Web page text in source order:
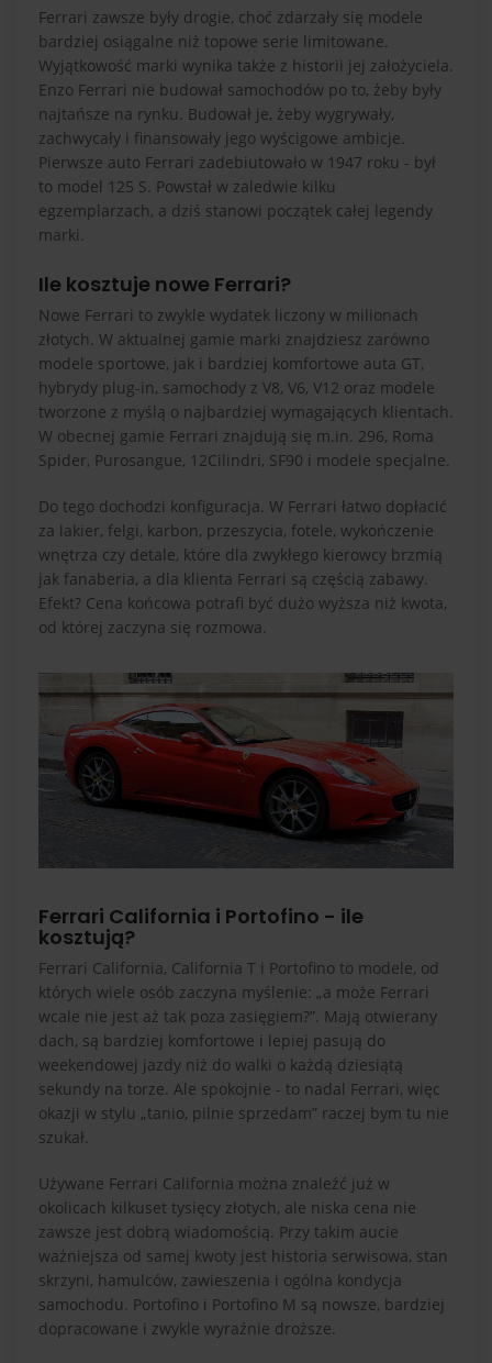
Ferrari zawsze były drogie, choć zdarzały się modele
bardziej osiągalne niż topowe serie limitowane.
Wyjątkowość marki wynika także z historii jej założyciela.
Enzo Ferrari nie budował samochodów po to, żeby były
najtańsze na rynku. Budował je, żeby wygrywały,
zachwycały i finansowały jego wyścigowe ambicje.
Pierwsze auto Ferrari zadebiutowało w 1947 roku - był
to model 125 S. Powstał w zaledwie kilku
egzemplarzach, a dziś stanowi początek całej legendy
marki.
Ile kosztuje nowe Ferrari?
Nowe Ferrari to zwykle wydatek liczony w milionach
złotych. W aktualnej gamie marki znajdziesz zarówno
modele sportowe, jak i bardziej komfortowe auta GT,
hybrydy plug-in, samochody z V8, V6, V12 oraz modele
tworzone z myślą o najbardziej wymagających klientach.
W obecnej gamie Ferrari znajdują się m.in. 296, Roma
Spider, Purosangue, 12Cilindri, SF90 i modele specjalne.
Do tego dochodzi konfiguracja. W Ferrari łatwo dopłacić
za lakier, felgi, karbon, przeszycia, fotele, wykończenie
wnętrza czy detale, które dla zwykłego kierowcy brzmią
jak fanaberia, a dla klienta Ferrari są częścią zabawy.
Efekt? Cena końcowa potrafi być dużo wyższa niż kwota,
od której zaczyna się rozmowa.
Ferrari California i Portofino - ile
kosztują?
Ferrari California, California T i Portofino to modele, od
których wiele osób zaczyna myślenie: „a może Ferrari
wcale nie jest aż tak poza zasięgiem?”. Mają otwierany
dach, są bardziej komfortowe i lepiej pasują do
weekendowej jazdy niż do walki o każdą dziesiątą
sekundy na torze. Ale spokojnie - to nadal Ferrari, więc
okazji w stylu „tanio, pilnie sprzedam” raczej bym tu nie
szukał.
Używane Ferrari California można znaleźć już w
okolicach kilkuset tysięcy złotych, ale niska cena nie
zawsze jest dobrą wiadomością. Przy takim aucie
ważniejsza od samej kwoty jest historia serwisowa, stan
skrzyni, hamulców, zawieszenia i ogólna kondycja
samochodu. Portofino i Portofino M są nowsze, bardziej
dopracowane i zwykle wyraźnie droższe.